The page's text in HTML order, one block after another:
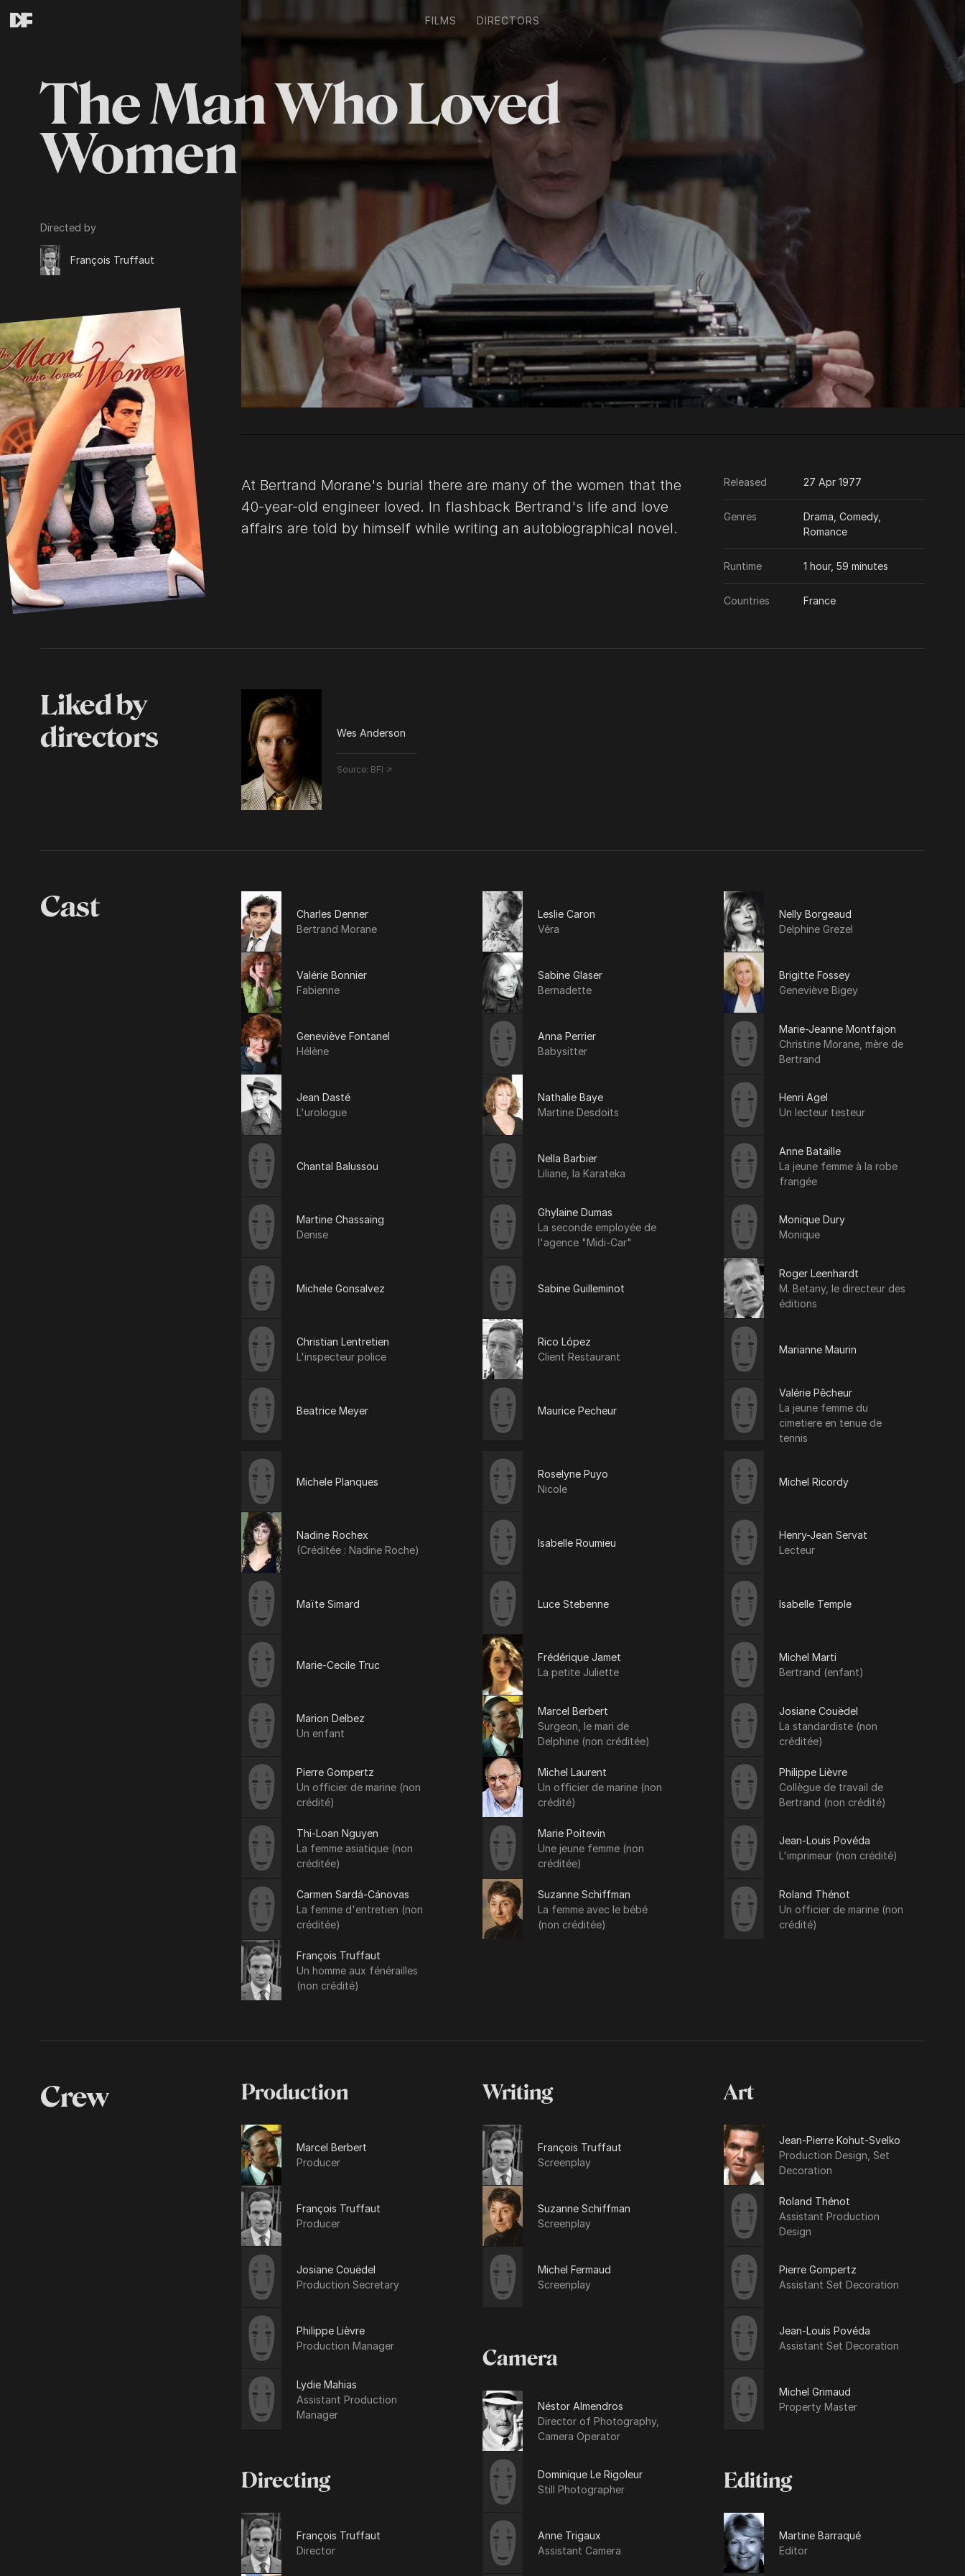
FILMS DIRECTORS
The Man Who Loved
Women
Directed by
François Truffaut
At Bertrand Morane's burial there are many of the women that the
40-year-old engineer loved. In flashback Bertrand's life and love
affairs are told by himself while writing an autobiographical novel.
Released 27 Apr 1977
Genres
Drama, Comedy,
Romance
Runtime 1 hour, 59 minutes
Countries France
Liked by
directors
Wes Anderson
Source: BFI ↗
Cast
Charles Denner
Bertrand Morane
Leslie Caron
Véra
Nelly Borgeaud
Delphine Grezel
Valérie Bonnier
Fabienne
Sabine Glaser
Bernadette
Brigitte Fossey
Geneviève Bigey
Geneviève Fontanel
Hélène
Anna Perrier
Babysitter
Marie-Jeanne Montfajon
Christine Morane, mère de
Bertrand
Jean Dasté
L'urologue
Nathalie Baye
Martine Desdoits
Henri Agel
Un lecteur testeur
Chantal Balussou
Nella Barbier
Liliane, la Karateka
Anne Bataille
La jeune femme à la robe
frangée
Martine Chassaing
Denise
Ghylaine Dumas
La seconde employée de
l'agence "Midi-Car"
Monique Dury
Monique
Michele Gonsalvez Sabine Guilleminot
Roger Leenhardt
M. Betany, le directeur des
éditions
Christian Lentretien
L'inspecteur police
Rico López
Client Restaurant
Marianne Maurin
Beatrice Meyer Maurice Pecheur
Valérie Pêcheur
La jeune femme du
cimetiere en tenue de
tennis
Michele Planques
Roselyne Puyo
Nicole
Michel Ricordy
Nadine Rochex
(Créditée : Nadine Roche)
Isabelle Roumieu
Henry-Jean Servat
Lecteur
Maïte Simard Luce Stebenne Isabelle Temple
Marie-Cecile Truc
Frédérique Jamet
La petite Juliette
Michel Marti
Bertrand (enfant)
Marion Delbez
Un enfant
Marcel Berbert
Surgeon, le mari de
Delphine (non créditée)
Josiane Couëdel
La standardiste (non
créditée)
Pierre Gompertz
Un officier de marine (non
crédité)
Michel Laurent
Un officier de marine (non
crédité)
Philippe Lièvre
Collègue de travail de
Bertrand (non crédité)
Thi-Loan Nguyen
La femme asiatique (non
créditée)
Marie Poitevin
Une jeune femme (non
créditée)
Jean-Louis Povéda
L'imprimeur (non crédité)
Carmen Sardá-Cánovas
La femme d'entretien (non
créditée)
Suzanne Schiffman
La femme avec le bébé
(non créditée)
Roland Thénot
Un officier de marine (non
crédité)
François Truffaut
Un homme aux fénérailles
(non crédité)
Crew Production
Marcel Berbert
Producer
François Truffaut
Producer
Josiane Couëdel
Production Secretary
Philippe Lièvre
Production Manager
Lydie Mahias
Assistant Production
Manager
Directing
François Truffaut
Director
Writing
François Truffaut
Screenplay
Suzanne Schiffman
Screenplay
Michel Fermaud
Screenplay
Camera
Néstor Almendros
Director of Photography,
Camera Operator
Dominique Le Rigoleur
Still Photographer
Anne Trigaux
Assistant Camera
Art
Jean-Pierre Kohut-Svelko
Production Design, Set
Decoration
Roland Thénot
Assistant Production
Design
Pierre Gompertz
Assistant Set Decoration
Jean-Louis Povéda
Assistant Set Decoration
Michel Grimaud
Property Master
Editing
Martine Barraqué
Editor